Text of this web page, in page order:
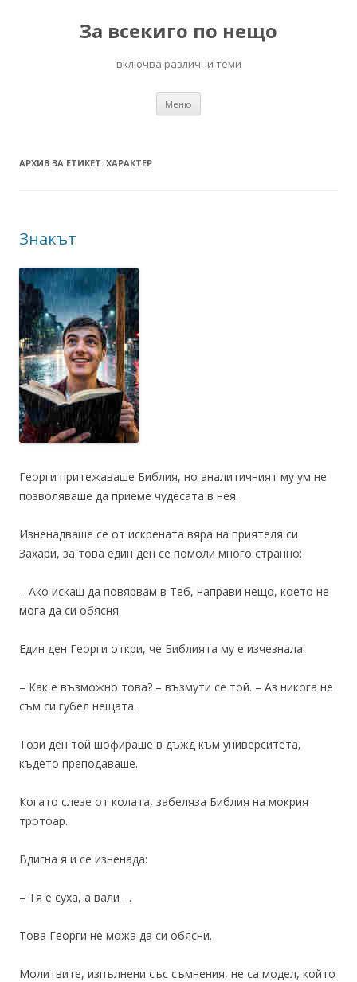
За всекиго по нещо
включва различни теми
Меню
АРХИВ ЗА ЕТИКЕТ: ХАРАКТЕР
Знакът
Георги притежаваше Библия, но аналитичният му ум не
позволяваше да приеме чудесата в нея.
Изненадваше се от искрената вяра на приятеля си
Захари, за това един ден се помоли много странно:
– Ако искаш да повярвам в Теб, направи нещо, което не
мога да си обясня.
Един ден Георги откри, че Библията му е изчезнала:
– Как е възможно това? – възмути се той. – Аз никога не
съм си губел нещата.
Този ден той шофираше в дъжд към университета,
където преподаваше.
Когато слезе от колата, забеляза Библия на мокрия
тротоар.
Вдигна я и се изненада:
– Тя е суха, а вали …
Това Георги не можа да си обясни.
Молитвите, изпълнени със съмнения, не са модел, който